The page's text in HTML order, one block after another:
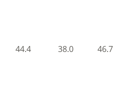
44.4 38.0 46.7